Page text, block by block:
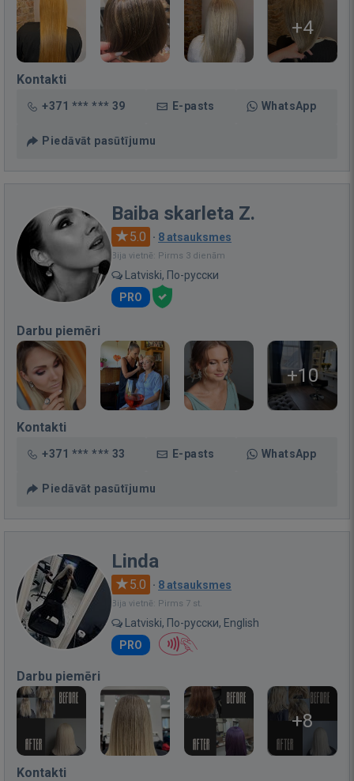
+4
Kontakti
+371 *** *** 39 E-pasts WhatsApp
Piedāvāt pasūtījumu
Baiba skarleta Z.
5.0 · 8 atsauksmes
Bija vietnē: Pirms 3 dienām
Latviski, По-русски
PRO
Darbu piemēri
+10
Kontakti
+371 *** *** 33 E-pasts WhatsApp
Piedāvāt pasūtījumu
Linda
5.0 · 8 atsauksmes
Bija vietnē: Pirms 7 st.
Latviski, По-русски, English
PRO
Darbu piemēri
+8
Kontakti